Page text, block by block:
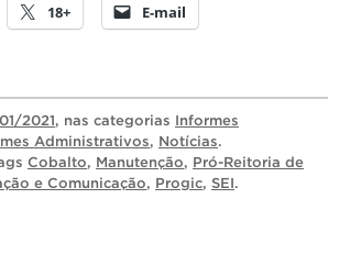
18+ E-mail
2021, nas categorias Informes
Administrativos, Notícias.
Cobalto, Manutenção, Pró-Reitoria de
e Comunicação, Progic, SEI.